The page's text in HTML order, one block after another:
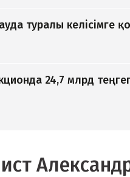
туралы келісімге
24,7 млрд